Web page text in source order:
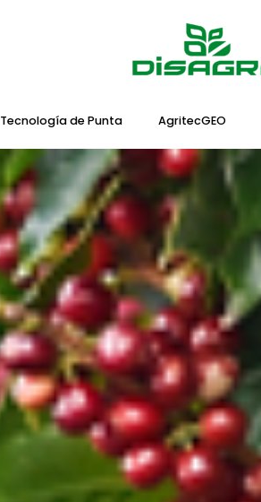
Tecnología de Punta AgritecGEO